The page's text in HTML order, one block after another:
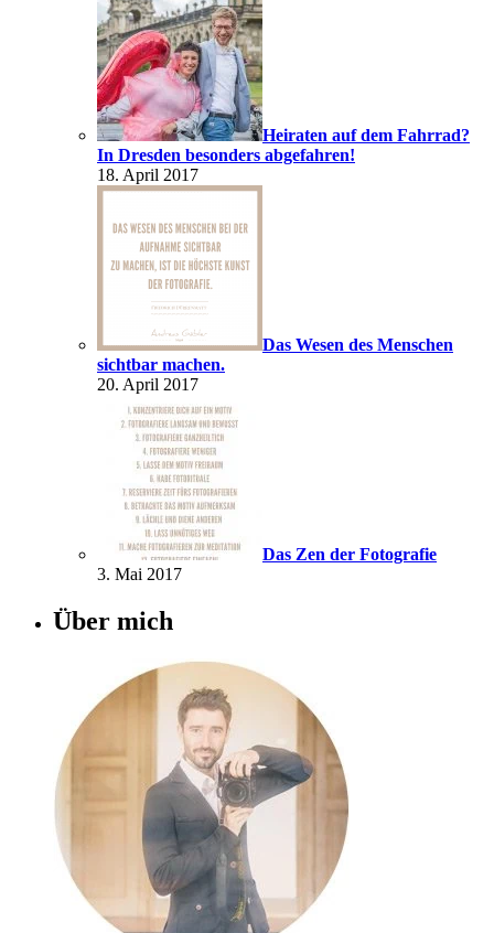
Heiraten auf dem Fahrrad?
In Dresden besonders abgefahren!
18. April 2017
Das Wesen des Menschen
sichtbar machen.
20. April 2017
Das Zen der Fotografie
3. Mai 2017
Über mich